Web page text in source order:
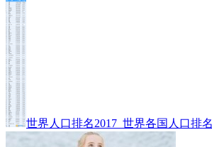
世界人口排名2017_世界各国人口排名